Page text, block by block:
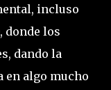
incluso
donde los
dando la
en algo mucho